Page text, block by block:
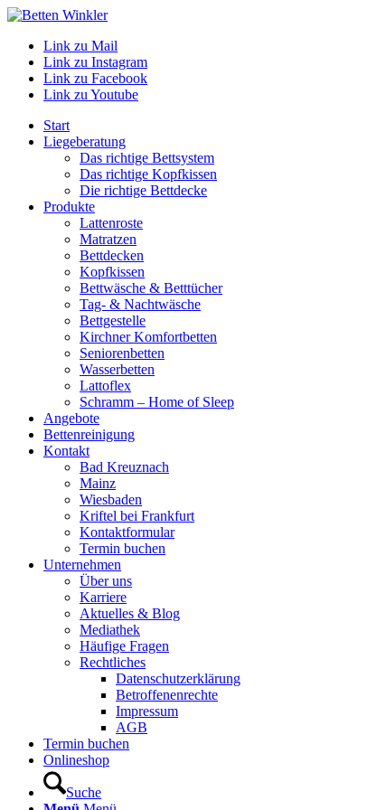
Link zu Mail
Link zu Instagram
Link zu Facebook
Link zu Youtube
Start
Liegeberatung
Das richtige Bettsystem
Das richtige Kopfkissen
Die richtige Bettdecke
Produkte
Lattenroste
Matratzen
Bettdecken
Kopfkissen
Bettwäsche & Betttücher
Tag- & Nachtwäsche
Bettgestelle
Kirchner Komfortbetten
Seniorenbetten
Wasserbetten
Lattoflex
Schramm – Home of Sleep
Angebote
Bettenreinigung
Kontakt
Bad Kreuznach
Mainz
Wiesbaden
Kriftel bei Frankfurt
Kontaktformular
Termin buchen
Unternehmen
Über uns
Karriere
Aktuelles & Blog
Mediathek
Häufige Fragen
Rechtliches
Datenschutzerklärung
Betroffenenrechte
Impressum
AGB
Termin buchen
Onlineshop
Suche